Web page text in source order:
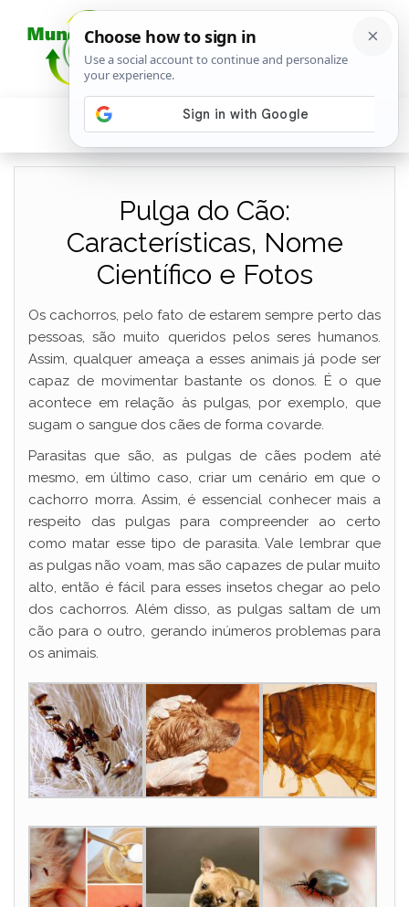
Pulga do Cão:
Características, Nome
Científico e Fotos
Os cachorros, pelo fato de estarem sempre perto das
pessoas, são muito queridos pelos seres humanos.
Assim, qualquer ameaça a esses animais já pode ser
capaz de movimentar bastante os donos. É o que
acontece em relação às pulgas, por exemplo, que
sugam o sangue dos cães de forma covarde.
Parasitas que são, as pulgas de cães podem até
mesmo, em último caso, criar um cenário em que o
cachorro morra. Assim, é essencial conhecer mais a
respeito das pulgas para compreender ao certo
como matar esse tipo de parasita. Vale lembrar que
as pulgas não voam, mas são capazes de pular muito
alto, então é fácil para esses insetos chegar ao pelo
dos cachorros. Além disso, as pulgas saltam de um
cão para o outro, gerando inúmeros problemas para
os animais.